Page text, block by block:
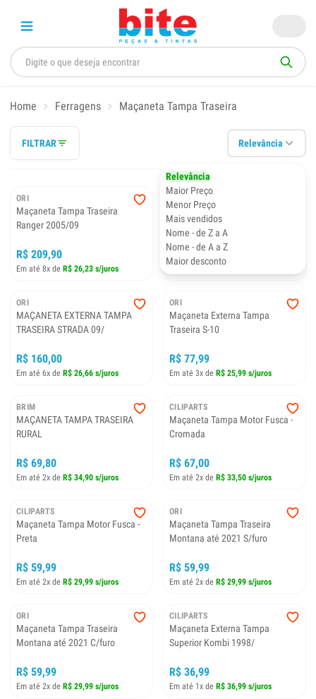
Home Ferragens Maçaneta Tampa Traseira
FILTRAR Relevância
Relevância
Maior Preço
Menor Preço
Mais vendidos
Nome - de Z a A
Nome - de A a Z
Maior desconto
ORI
Maçaneta Tampa Traseira
Ranger 2005/09
R$ 209,90
Em até 8x de R$ 26,23 s/juros
MAÇANETA TAMPA TRASEIRA
SAVEIRO G5 - COMPLETA
R$ 180,00
ORI
MAÇANETA EXTERNA TAMPA
TRASEIRA STRADA 09/
R$ 160,00
Em até 6x de R$ 26,66 s/juros
ORI
Maçaneta Externa Tampa
Traseira S-10
R$ 77,99
Em até 3x de R$ 25,99 s/juros
BRIM
MAÇANETA TAMPA TRASEIRA
RURAL
R$ 69,80
Em até 2x de R$ 34,90 s/juros
CILIPARTS
Maçaneta Tampa Motor Fusca -
Cromada
R$ 67,00
Em até 2x de R$ 33,50 s/juros
CILIPARTS
Maçaneta Tampa Motor Fusca -
Preta
R$ 59,99
Em até 2x de R$ 29,99 s/juros
ORI
Maçaneta Tampa Traseira
Montana até 2021 S/furo
R$ 59,99
Em até 2x de R$ 29,99 s/juros
ORI
Maçaneta Tampa Traseira
Montana até 2021 C/furo
R$ 59,99
Em até 2x de R$ 29,99 s/juros
CILIPARTS
Maçaneta Externa Tampa
Superior Kombi 1998/
R$ 36,99
Em até 1x de R$ 36,99 s/juros